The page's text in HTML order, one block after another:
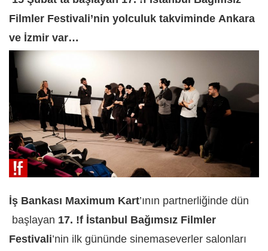
Filmler Festivali’nin yolculuk takviminde Ankara
ve İzmir var…
İş Bankası Maximum Kart’ının partnerliğinde dün
başlayan 17. !f İstanbul Bağımsız Filmler
Festivali’nin ilk gününde sinemaseverler salonları